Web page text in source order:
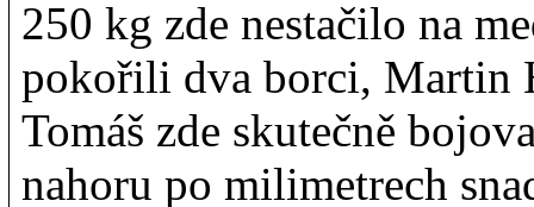
250 kg zde nestačilo na
pokořili dva borci, Martin
Tomáš zde skutečně
nahoru po milimetrech